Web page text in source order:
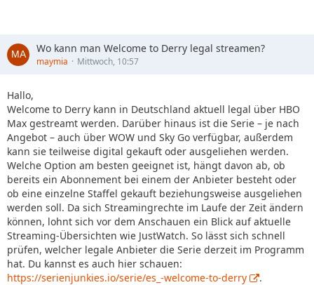
Wo kann man Welcome to Derry legal streamen?
maymia Mittwoch, 10:57
Hallo,
Welcome to Derry kann in Deutschland aktuell legal über HBO
Max gestreamt werden. Darüber hinaus ist die Serie – je nach
Angebot – auch über WOW und Sky Go verfügbar, außerdem
kann sie teilweise digital gekauft oder ausgeliehen werden.
Welche Option am besten geeignet ist, hängt davon ab, ob
bereits ein Abonnement bei einem der Anbieter besteht oder
ob eine einzelne Staffel gekauft beziehungsweise ausgeliehen
werden soll. Da sich Streamingrechte im Laufe der Zeit ändern
können, lohnt sich vor dem Anschauen ein Blick auf aktuelle
Streaming-Übersichten wie JustWatch. So lässt sich schnell
prüfen, welcher legale Anbieter die Serie derzeit im Programm
hat. Du kannst es auch hier schauen:
https://serienjunkies.io/serie/es_-welcome-to-derry
.